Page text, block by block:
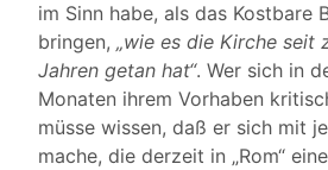
im Sinn habe, als das Kostbare
bringen, „wie es die Kirche seit
Jahren getan hat“. Wer sich in
Monaten ihrem Vorhaben
müsse wissen, daß er sich mit
mache, die derzeit in „Rom“